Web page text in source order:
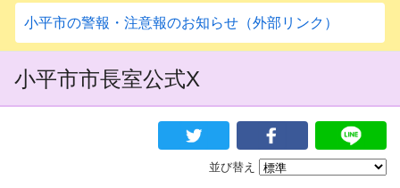
小平市の警報・注意報のお知らせ（外部リンク）
小平市市長室公式X
並び替え